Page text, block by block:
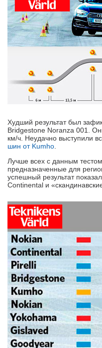
Худший результат был
Bridgestone Noranza 001.
км/ч. Неудачно выступили
шин от Kumho
Лучше всех с данным
предназначенные для
успешный результат
Continental и